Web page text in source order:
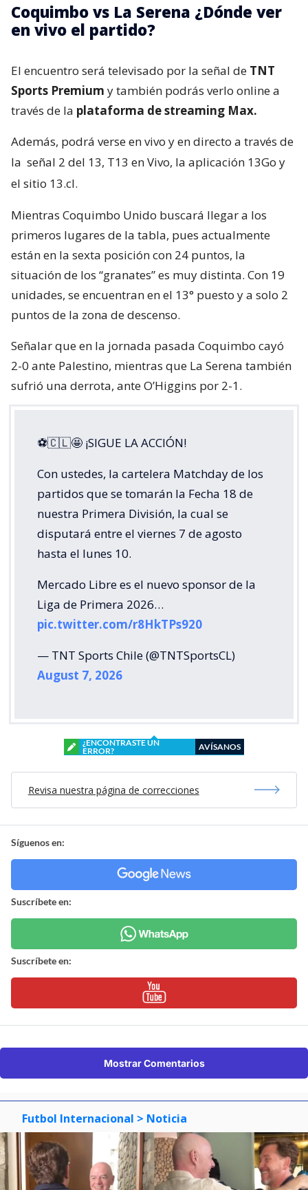
Coquimbo vs La Serena ¿Dónde ver
en vivo el partido?
El encuentro será televisado por la señal de TNT
Sports Premium y también podrás verlo online a
través de la plataforma de streaming Max.
Además, podrá verse en vivo y en directo a través de
la señal 2 del 13, T13 en Vivo, la aplicación 13Go y
el sitio 13.cl.
Mientras Coquimbo Unido buscará llegar a los
primeros lugares de la tabla, pues actualmente
están en la sexta posición con 24 puntos, la
situación de los “granates” es muy distinta. Con 19
unidades, se encuentran en el 13° puesto y a solo 2
puntos de la zona de descenso.
Señalar que en la jornada pasada Coquimbo cayó
2-0 ante Palestino, mientras que La Serena también
sufrió una derrota, ante O’Higgins por 2-1.
⚽🇨🇱🤩 ¡SIGUE LA ACCIÓN!
Con ustedes, la cartelera Matchday de los
partidos que se tomarán la Fecha 18 de
nuestra Primera División, la cual se
disputará entre el viernes 7 de agosto
hasta el lunes 10.
Mercado Libre es el nuevo sponsor de la
Liga de Primera 2026…
pic.twitter.com/r8HkTPs920
— TNT Sports Chile (@TNTSportsCL)
August 7, 2026
¿ENCONTRASTE UN
ERROR?
AVÍSANOS
Revisa nuestra página de correcciones
Síguenos en:
Suscríbete en:
Suscríbete en:
Mostrar Comentarios
Futbol Internacional > Noticia